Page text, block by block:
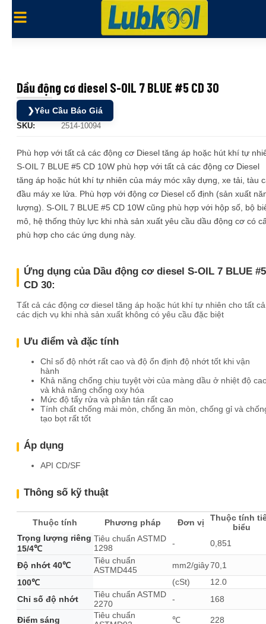
Dầu động cơ diesel S-OIL 7 BLUE #5 CD 30
❯Yêu Cầu Báo Giá
SKU: 2514-10094
Phù hợp với tất cả các động cơ Diesel tăng áp hoặc hút khí tự
S-OIL 7 BLUE #5 CD 10W phù hợp với tất cả các động cơ Diesel
tăng áp hoặc hút khí tự nhiên của máy móc xây dựng, xe tải, tàu
đầu máy xe lửa. Phù hợp với động cơ Diesel cố định (sản xuất
lượng). S-OIL 7 BLUE #5 CD 10W cũng phù hợp với hộp số, bộ
mô, hệ thống thủy lực khi nhà sản xuất yêu cầu dầu động cơ có
phù hợp cho các ứng dụng này.
Ứng dụng của Dầu động cơ diesel S-OIL 7 BLUE #5
CD 30:
Tất cả các động cơ diesel tăng áp hoặc hút khí tự nhiên cho tất cả
các dịch vụ khi nhà sản xuất không có yêu cầu đặc biệt
Ưu điểm và đặc tính
Chỉ số độ nhớt rất cao và độ ổn định độ nhớt tốt khi vận
hành
Khả năng chống chịu tuyệt vời của màng dầu ở nhiệt độ
và khả năng chống oxy hóa
Mức độ tẩy rửa và phân tán rất cao
Tính chất chống mài mòn, chống ăn mòn, chống gỉ và
tạo bọt rất tốt
Áp dụng
API CD/SF
Thông số kỹ thuật
Thuộc tính Phương pháp Đơn vị
Thuộc tính
biểu
Trọng lượng riêng
15/4℃
Tiêu chuẩn ASTMD
1298
- 0,851
Độ nhớt 40℃
Tiêu chuẩn
ASTMD445
mm2/giây70,1
100℃
(cSt)
12.0
Chỉ số độ nhớt
Tiêu chuẩn ASTMD
2270
- 168
Điểm sáng
Tiêu chuẩn
℃ 228